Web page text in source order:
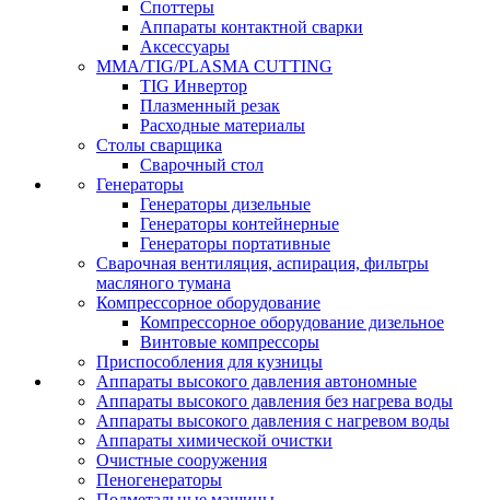
Споттеры
Аппараты контактной сварки
Аксессуары
MMA/TIG/PLASMA CUTTING
TIG Инвертор
Плазменный резак
Расходные материалы
Столы сварщика
Сварочный стол
Генераторы
Генераторы дизельные
Генераторы контейнерные
Генераторы портативные
Сварочная вентиляция, аспирация, фильтры
масляного тумана
Компрессорное оборудование
Компрессорное оборудование дизельное
Винтовые компрессоры
Приспособления для кузницы
Аппараты высокого давления автономные
Аппараты высокого давления без нагрева воды
Аппараты высокого давления с нагревом воды
Аппараты химической очистки
Очистные сооружения
Пеногенераторы